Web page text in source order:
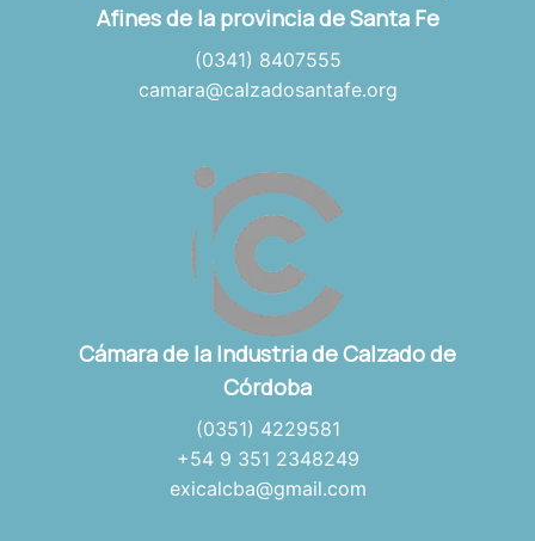
Afines de la provincia de Santa Fe
(0341) 8407555
camara@calzadosantafe.org
Cámara de la Industria de Calzado de
Córdoba
(0351) 4229581
+54 9 351 2348249
exicalcba@gmail.com